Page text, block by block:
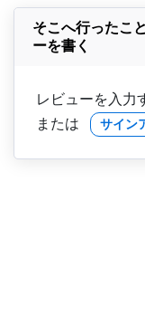
そこへ行ったこ
ーを書く
レビューを入力
または サイン